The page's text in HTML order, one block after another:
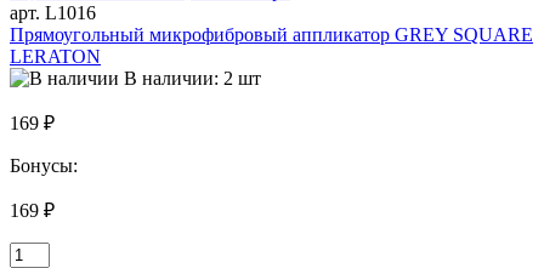
арт. L1016
Прямоугольный микрофибровый аппликатор GREY SQUARE
LERATON
В наличии: 2 шт
169 ₽
Бонусы:
169 ₽